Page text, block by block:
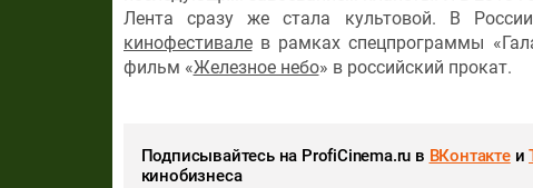
Лента сразу же стала культовой. В
кинофестивалев рамках спецпрограммы
фильм «Железное небо» в российский прокат.
Подписывайтесь на ProfiCinema.ru в ВКонтактеи
кинобизнеса